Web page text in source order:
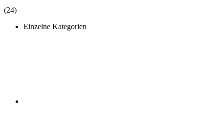
(24)
Einzelne Kategorien